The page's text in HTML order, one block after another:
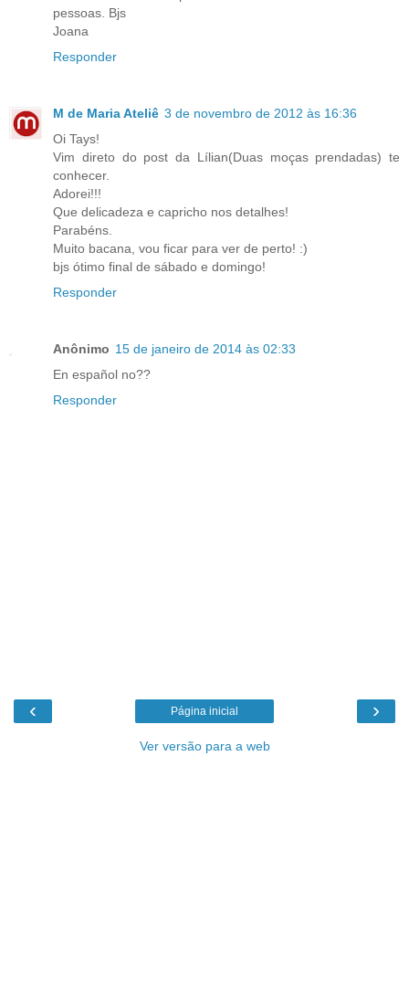
pessoas. Bjs
Joana
Responder
M de Maria Ateliê 3 de novembro de 2012 às 16:36
Oi Tays!
Vim direto do post da Lílian(Duas moças prendadas) te
conhecer.
Adorei!!!
Que delicadeza e capricho nos detalhes!
Parabéns.
Muito bacana, vou ficar para ver de perto! :)
bjs ótimo final de sábado e domingo!
Responder
Anônimo 15 de janeiro de 2014 às 02:33
En español no??
Responder
‹ ›
Página inicial
Ver versão para a web